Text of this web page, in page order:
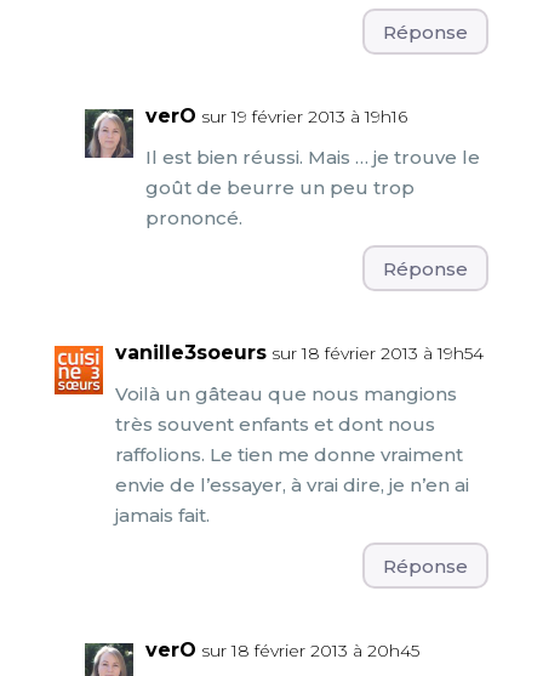
Réponse
verO sur 19 février 2013 à 19h16
Il est bien réussi. Mais … je trouve le
goût de beurre un peu trop
prononcé.
Réponse
vanille3soeurs sur 18 février 2013 à 19h54
Voilà un gâteau que nous mangions
très souvent enfants et dont nous
raffolions. Le tien me donne vraiment
envie de l’essayer, à vrai dire, je n’en ai
jamais fait.
Réponse
verO sur 18 février 2013 à 20h45